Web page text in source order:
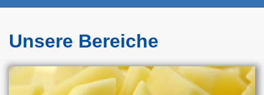
Unsere Bereiche